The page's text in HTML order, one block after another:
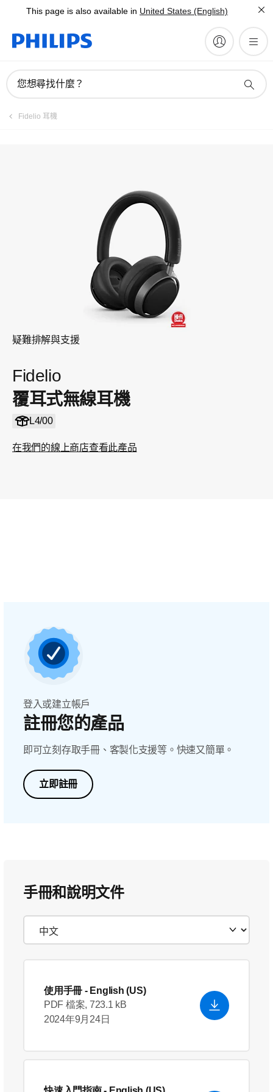
This page is also available in United States (English)
您想尋找什麼？
Fidelio 耳機
疑難排解與支援
Fidelio
覆耳式無線耳機
L4/00
在我們的線上商店查看此產品
登入或建立帳戶
註冊您的產品
即可立刻存取手冊、客製化支援等。快速又簡單。
立即註冊
手冊和說明文件
使用手冊 - English (US)
PDF 檔案, 723.1 kB
2024年9月24日